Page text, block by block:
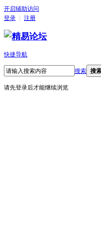
开启辅助访问
登录 | 注册
快捷导航
搜索 搜
请先登录后才能继续浏览